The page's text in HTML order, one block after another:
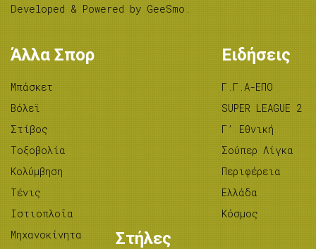
Developed & Powered by GeeSmo .
Άλλα Σπορ
Μπάσκετ
Βόλεϊ
Στίβος
Tοξοβολία
Κολύμβηση
Τένις
Ιστιοπλοΐα
Μηχανοκίνητα
Ειδήσεις
Γ.Γ.Α-ΕΠΟ
SUPER LEAGUE 2
Γ’ Εθνική
Σούπερ Λίγκα
Περιφέρεια
Ελλάδα
Κόσμος
Στήλες